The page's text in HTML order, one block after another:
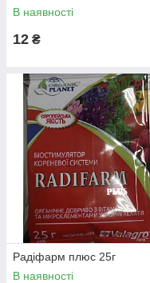
В наявності
12 ₴
Радіфарм плюс 25г
В наявності